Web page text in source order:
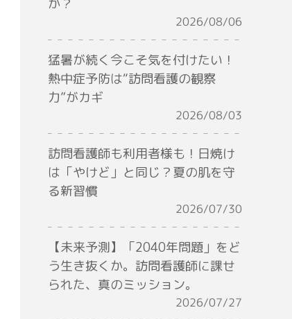
か？
2026/08/06
猛暑が続く今こそ気を付けたい！
熱中症予防は“訪問看護の観察
力”がカギ
2026/08/03
訪問看護師も利用者様も！日焼け
は「やけど」と同じ？夏の肌を守
る新習慣
2026/07/30
【未来予測】「2040年問題」をど
う生き抜くか。訪問看護師に課せ
られた、真のミッション。
2026/07/27